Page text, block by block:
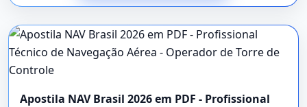
Apostila NAV Brasil 2026 em PDF - Profissional